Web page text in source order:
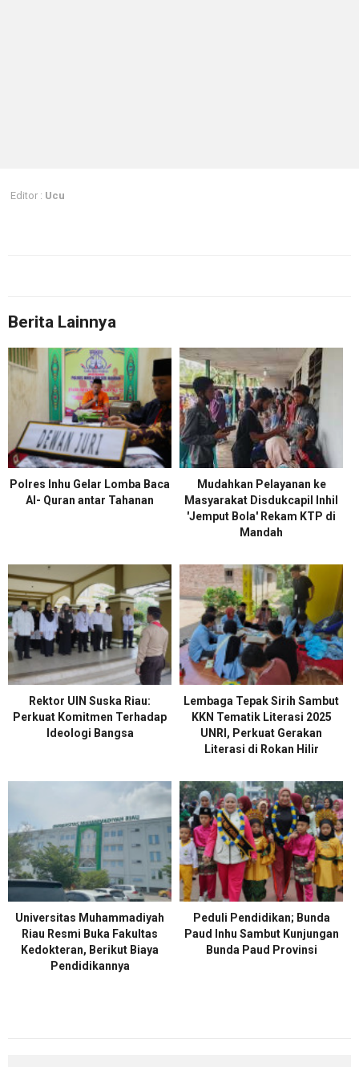
Editor : Ucu
Berita Lainnya
Polres Inhu Gelar Lomba Baca
Al- Quran antar Tahanan
Mudahkan Pelayanan ke
Masyarakat Disdukcapil Inhil
'Jemput Bola' Rekam KTP di
Mandah
Rektor UIN Suska Riau:
Perkuat Komitmen Terhadap
Ideologi Bangsa
Lembaga Tepak Sirih Sambut
KKN Tematik Literasi 2025
UNRI, Perkuat Gerakan
Literasi di Rokan Hilir
Universitas Muhammadiyah
Riau Resmi Buka Fakultas
Kedokteran, Berikut Biaya
Pendidikannya
Peduli Pendidikan; Bunda
Paud Inhu Sambut Kunjungan
Bunda Paud Provinsi